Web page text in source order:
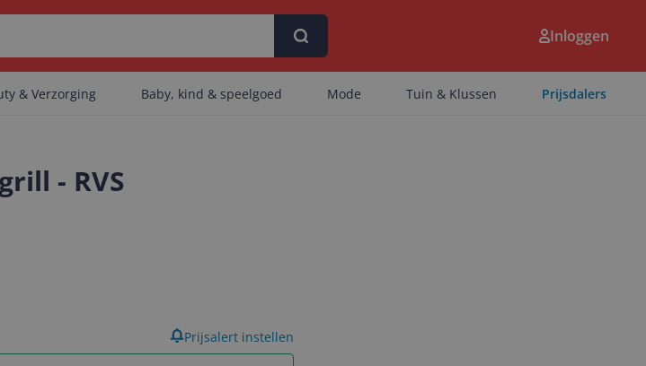
gevonden.
Inloggen
& Verzorging Baby, kind & speelgoed Mode Tuin & Klussen Prijsdalers
- RVS
Prijsalert instellen